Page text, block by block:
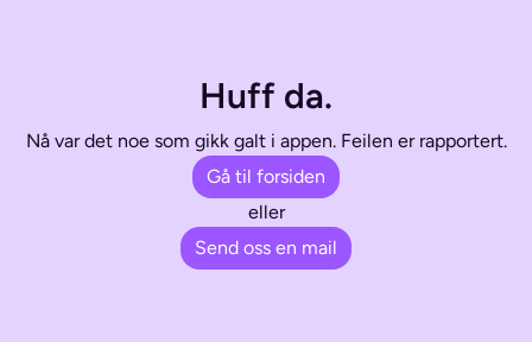
Huff da.
Nå var det noe som gikk galt i appen. Feilen er rapportert.
Gå til forsiden
eller
Send oss en mail